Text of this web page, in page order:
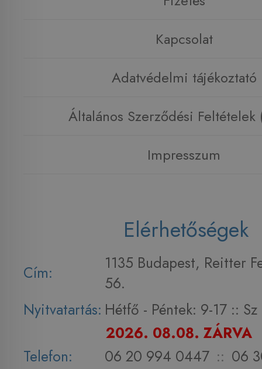
Kapcsolat
Adatvédelmi tájékoztató
Általános Szerződési Feltételek
Impresszum
Elérhetőségek
Cím:
1135 Budapest, Reitter
56.
Nyitvatartás: Hétfő - Péntek: 9-17 :: Sz
2026. 08.08. ZÁRVA
Telefon:
06 20 994 0447 :: 06